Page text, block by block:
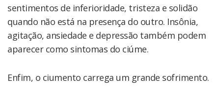
sentimentos de inferioridade, tristeza e solidão
quando não está na presença do outro. Insônia,
agitação, ansiedade e depressão também podem
aparecer como sintomas do ciúme.
Enfim, o ciumento carrega um grande sofrimento.